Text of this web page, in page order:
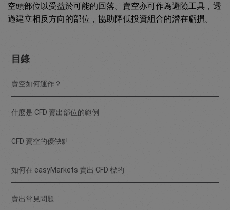
空頭部位以受益於可能的回落。賣空亦可作為避險工具，透
過建立相反方向的部位，協助降低投資組合的潛在虧損。
目錄
賣空如何運作？
什麼是 CFD 賣出部位的範例
CFD 賣空的優缺點
如何在 easyMarkets 賣出 CFD 標的
賣出常見問題